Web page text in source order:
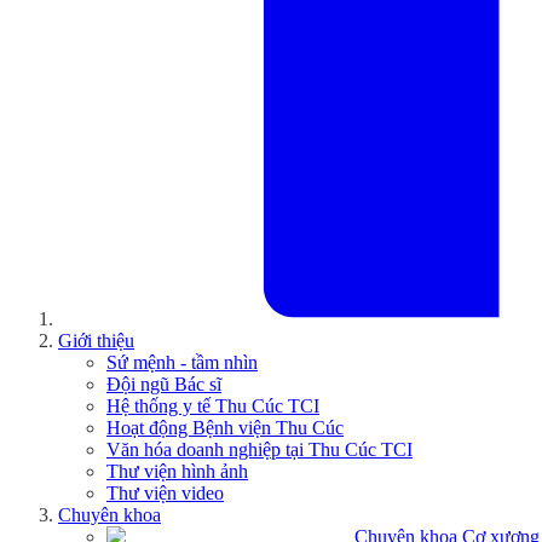
Giới thiệu
Sứ mệnh - tầm nhìn
Đội ngũ Bác sĩ
Hệ thống y tế Thu Cúc TCI
Hoạt động Bệnh viện Thu Cúc
Văn hóa doanh nghiệp tại Thu Cúc TCI
Thư viện hình ảnh
Thư viện video
Chuyên khoa
Chuyên khoa Cơ